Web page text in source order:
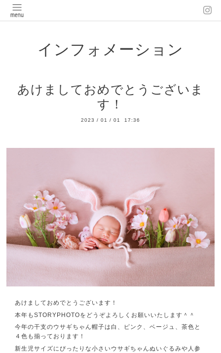
インフォメーション
あけましておめでとうございま
す！
2023 / 01 / 01 17:36
あけましておめでとうございます！
本年もSTORYPHOTOをどうぞよろしくお願いいたします＾＾
今年の干支のウサギちゃん帽子は白、ピンク、ベージュ、茶色と
４色も揃っております！
新生児サイズにぴったりな小さいウサギちゃんぬいぐるみや人参